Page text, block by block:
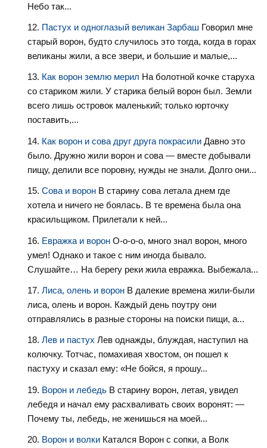
Небо так...
Пастух и одноглазый великан Зарбаш Говорил мне
старый ворон, будто случилось это тогда, когда в горах
великаны жили, а все звери, и большие и малые,...
Как ворон землю мерил На болотной кочке старуха
со стариком жили. У старика белый ворон был. Земли
всего лишь островок маленький; только юрточку
поставить,...
Как ворон и сова друг друга покрасили Давно это
было. Дружно жили ворон и сова — вместе добывали
пищу, делили все поровну, нужды не знали. Долго они...
Сова и ворон В старину сова летала днем где
хотела и ничего не боялась. В те времена была она
красильщиком. Прилетали к ней...
Евражка и ворон О-о-о-о, много знал ворон, много
умел! Однако и такое с ним иногда бывало.
Слушайте… На берегу реки жила евражка. Выбежала...
Лиса, олень и ворон В далекие времена жили-были
лиса, олень и ворон. Каждый день поутру они
отправлялись в разные стороны на поиски пищи, а...
Лев и пастух Лев однажды, блуждая, наступил на
колючку. Тотчас, помахивая хвостом, он пошел к
пастуху и сказал ему: «Не бойся, я прошу...
Ворон и лебедь В старину ворон, летая, увидел
лебедя и начал ему расхваливать своих воронят: —
Почему ты, лебедь, не женишься на моей...
Ворон и волки Катался Ворон с сопки, а Волк